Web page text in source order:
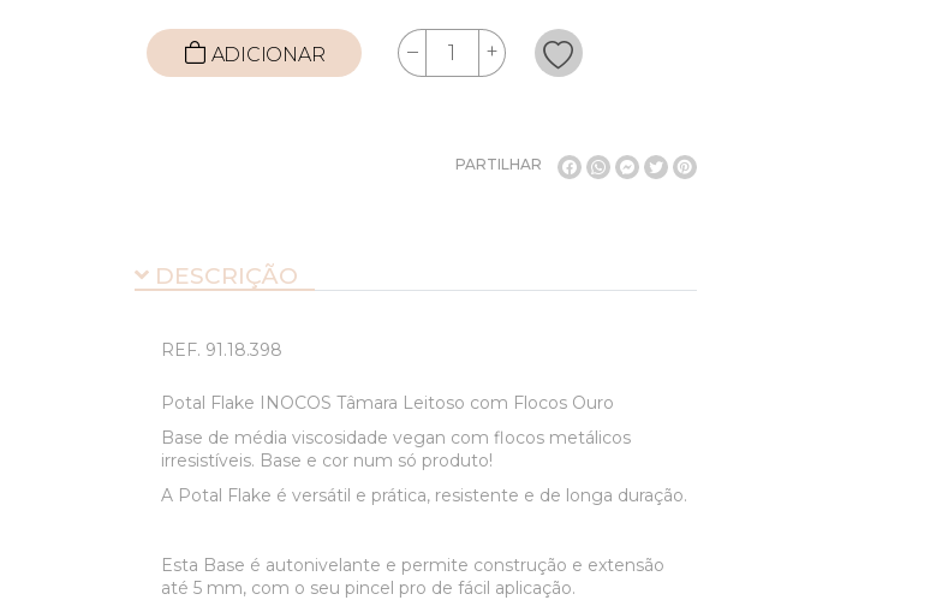
ADICIONAR
PARTILHAR
DESCRIÇÃO
REF. 91.18.398
Potal Flake INOCOS Tâmara Leitoso com Flocos Ouro
Base de média viscosidade vegan com flocos metálicos
irresistíveis. Base e cor num só produto!
A Potal Flake é versátil e prática, resistente e de longa duração.
Esta Base é autonivelante e permite construção e extensão
até 5 mm, com o seu pincel pro de fácil aplicação.